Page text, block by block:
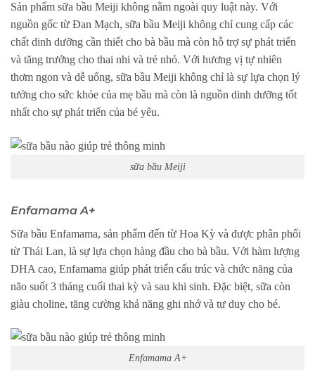
Sản phẩm sữa bầu Meiji không nằm ngoài quy luật này. Với
nguồn gốc từ Đan Mạch, sữa bầu Meiji không chỉ cung cấp các
chất dinh dưỡng cần thiết cho bà bầu mà còn hỗ trợ sự phát triển
và tăng trưởng cho thai nhi và trẻ nhỏ. Với hương vị tự nhiên
thơm ngon và dễ uống, sữa bầu Meiji không chỉ là sự lựa chọn lý
tưởng cho sức khỏe của mẹ bầu mà còn là nguồn dinh dưỡng tốt
nhất cho sự phát triển của bé yêu.
sữa bầu Meiji
Enfamama A+
Sữa bầu Enfamama, sản phẩm đến từ Hoa Kỳ và được phân phối
từ Thái Lan, là sự lựa chọn hàng đầu cho bà bầu. Với hàm lượng
DHA cao, Enfamama giúp phát triển cấu trúc và chức năng của
não suốt 3 tháng cuối thai kỳ và sau khi sinh. Đặc biệt, sữa còn
giàu choline, tăng cường khả năng ghi nhớ và tư duy cho bé.
Enfamama A+